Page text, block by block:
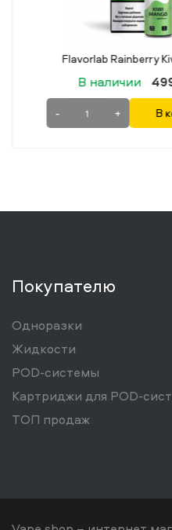
В наличии
- + В
Покупателю
Одноразки
Жидкости
POD-системы
Картриджи для POD-
ТОП продаж